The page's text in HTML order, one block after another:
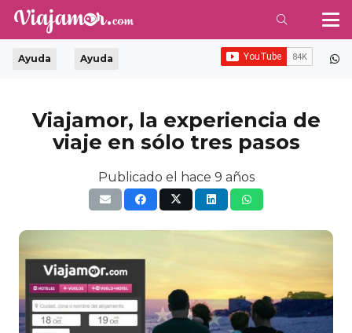
Ayuda Ayuda
Viajamor, la experiencia de
viaje en sólo tres pasos
Publicado el hace 9 años